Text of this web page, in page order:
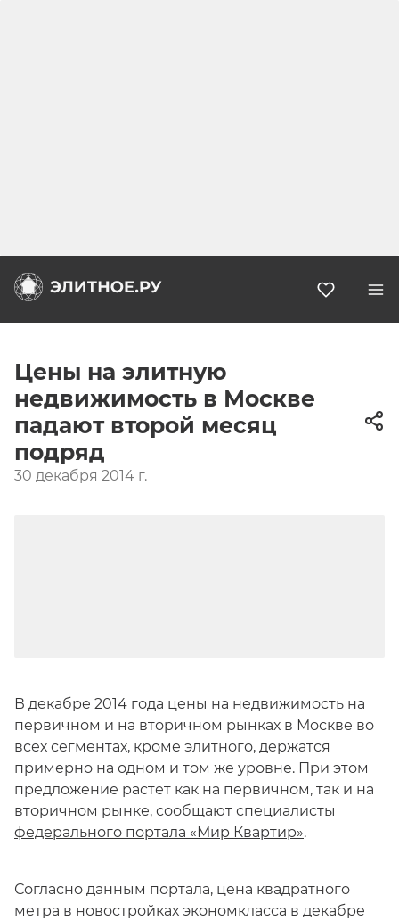
Цены на элитную
недвижимость в Москве
падают второй месяц
подряд
30 декабря 2014 г.
В декабре 2014 года цены на недвижимость на
первичном и на вторичном рынках в Москве во
всех сегментах, кроме элитного, держатся
примерно на одном и том же уровне. При этом
предложение растет как на первичном, так и на
вторичном рынке, сообщают специалисты
федерального портала «Мир Квартир».
Согласно данным портала, цена квадратного
метра в новостройках экономкласса в декабре